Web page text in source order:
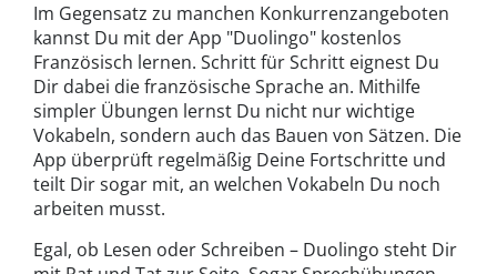
Im Gegensatz zu manchen Konkurrenzangeboten
kannst Du mit der App "Duolingo" kostenlos
Französisch lernen. Schritt für Schritt eignest Du
Dir dabei die französische Sprache an. Mithilfe
simpler Übungen lernst Du nicht nur wichtige
Vokabeln, sondern auch das Bauen von Sätzen. Die
App überprüft regelmäßig Deine Fortschritte und
teilt Dir sogar mit, an welchen Vokabeln Du noch
arbeiten musst.
Egal, ob Lesen oder Schreiben – Duolingo steht Dir